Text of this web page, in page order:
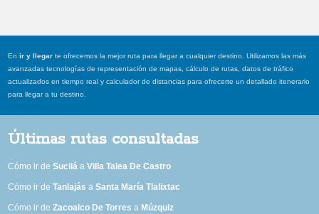
Enir y llegar te ofrecemos la mejor ruta para llegar a cualquier destino. Utilizamos las más
avanzadas tecnologías de representación de mapas, cálculo de rutas, datos de tráfico
actualizados en tiempo real y calculador de distancias para ofrecerte un detallado itenerario
para llegar a tu destino.
Últimas rutas consultadas
Cómo ir deSucilá aVilla Talea De Castro
Cómo ir deTanlajás aSanta María Tlalixtac
Cómo ir deZacoalco De Torres a Múzquiz